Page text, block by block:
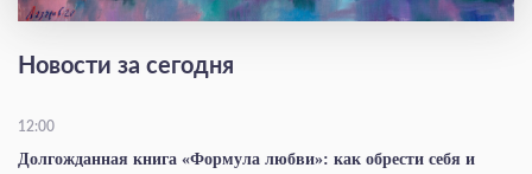
Новости за сегодня
12:00
Долгожданная книга «Формула любви»: как обрести себя и